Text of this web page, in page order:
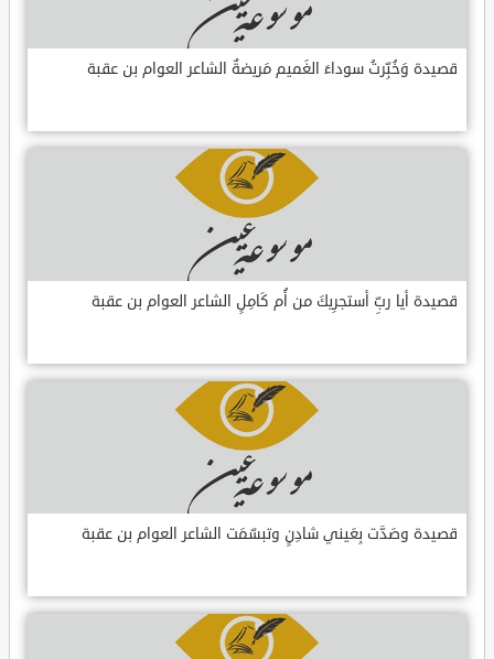
قصيدة وَخُبِّرتُ سوداءَ الغَميم مَريضةٌ الشاعر العوام بن عقبة
قصيدة أيا ربِّ أستجرِيكَ من أُم كَامِلٍ الشاعر العوام بن عقبة
قصيدة وصَدَّت بِعَيني شادِنٍ وتبسّمَت الشاعر العوام بن عقبة